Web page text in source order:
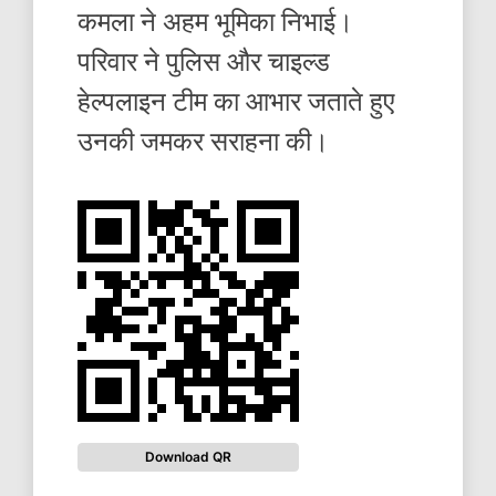
कमला ने अहम भूमिका निभाई।
परिवार ने पुलिस और चाइल्ड
हेल्पलाइन टीम का आभार जताते हुए
उनकी जमकर सराहना की।
Download QR